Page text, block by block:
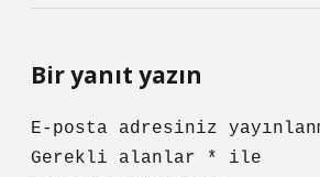
Bir yanıt yazın
E-posta adresiniz
Gerekli alanlar
*
ile